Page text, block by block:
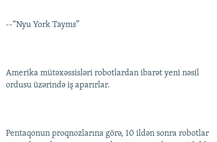
--“Nyu York Tayms”
Amerika mütəxəssisləri robotlardan ibarət yeni nəsil
ordusu üzərində iş aparırlar.
Pentaqonun proqnozlarına görə, 10 ildən sonra robotlar